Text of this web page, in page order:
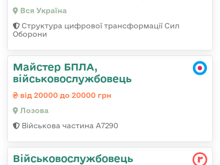
Вся Україна
Структура цифрової трансформації Сил
Оборони
Майстер БПЛА,
військовослужбовець
від 20000 до 20000 грн
Лозова
Військова частина А7290
Військовослужбовець